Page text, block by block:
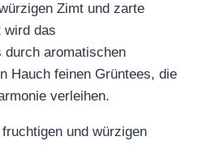
Zimt und zarte
wird das
durch aromatischen
Hauch feinen Grüntees, die
verleihen.
und würzigen